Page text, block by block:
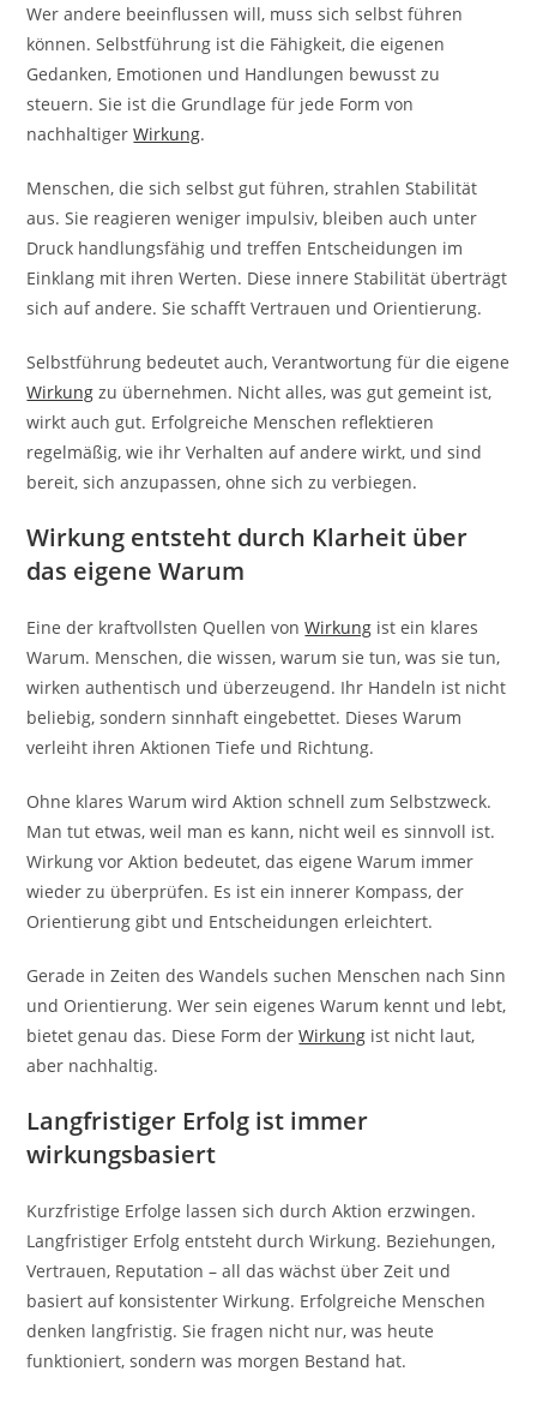
Wer andere beeinflussen will, muss sich selbst führen
können. Selbstführung ist die Fähigkeit, die eigenen
Gedanken, Emotionen und Handlungen bewusst zu
steuern. Sie ist die Grundlage für jede Form von
nachhaltigerWirkung.
Menschen, die sich selbst gut führen, strahlen Stabilität
aus. Sie reagieren weniger impulsiv, bleiben auch unter
Druck handlungsfähig und treffen Entscheidungen im
Einklang mit ihren Werten. Diese innere Stabilität überträgt
sich auf andere. Sie schafft Vertrauen und Orientierung.
Selbstführung bedeutet auch, Verantwortung für die eigene
Wirkung zu übernehmen. Nicht alles, was gut gemeint ist,
wirkt auch gut. Erfolgreiche Menschen reflektieren
regelmäßig, wie ihr Verhalten auf andere wirkt, und sind
bereit, sich anzupassen, ohne sich zu verbiegen.
Wirkung entsteht durch Klarheit über
das eigene Warum
Eine der kraftvollsten Quellen vonWirkung ist ein klares
Warum. Menschen, die wissen, warum sie tun, was sie tun,
wirken authentisch und überzeugend. Ihr Handeln ist nicht
beliebig, sondern sinnhaft eingebettet. Dieses Warum
verleiht ihren Aktionen Tiefe und Richtung.
Ohne klares Warum wird Aktion schnell zum Selbstzweck.
Man tut etwas, weil man es kann, nicht weil es sinnvoll ist.
Wirkung vor Aktion bedeutet, das eigene Warum immer
wieder zu überprüfen. Es ist ein innerer Kompass, der
Orientierung gibt und Entscheidungen erleichtert.
Gerade in Zeiten des Wandels suchen Menschen nach Sinn
und Orientierung. Wer sein eigenes Warum kennt und lebt,
bietet genau das. Diese Form derWirkung ist nicht laut,
aber nachhaltig.
Langfristiger Erfolg ist immer
wirkungsbasiert
Kurzfristige Erfolge lassen sich durch Aktion erzwingen.
Langfristiger Erfolg entsteht durch Wirkung. Beziehungen,
Vertrauen, Reputation – all das wächst über Zeit und
basiert auf konsistenter Wirkung. Erfolgreiche Menschen
denken langfristig. Sie fragen nicht nur, was heute
funktioniert, sondern was morgen Bestand hat.